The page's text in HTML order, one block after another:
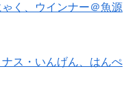
く、ウインナー＠魚源
ス・いんげん、はんぺ